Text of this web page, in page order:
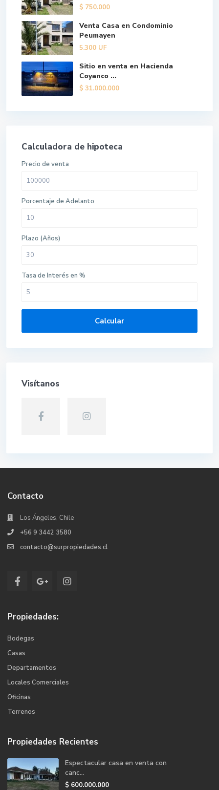
$ 750.000
Venta Casa en Condominio
Peumayen
5.300 UF
Sitio en venta en Hacienda
Coyanco ...
$ 31.000.000
Calculadora de hipoteca
Precio de venta
Porcentaje de Adelanto
Plazo (Años)
Tasa de Interés en %
Calcular
Visítanos
Contacto
Los Ángeles, Chile
+56 9 3442 3580
contacto@surpropiedades.cl
Propiedades:
Bodegas
Casas
Departamentos
Locales Comerciales
Oficinas
Terrenos
Propiedades Recientes
Espectacular casa en venta con
canc...
$ 600.000.000